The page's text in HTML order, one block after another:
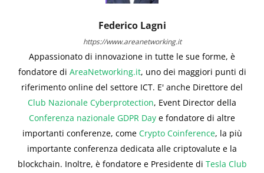
Federico Lagni
https://www.areanetworking.it
Appassionato di innovazione in tutte le sue forme, è
fondatore di AreaNetworking.it, uno dei maggiori punti di
riferimento online del settore ICT. E' anche Direttore del
Club Nazionale Cyberprotection, Event Director della
Conferenza nazionale GDPR Day e fondatore di altre
importanti conferenze, come Crypto Coinference, la più
importante conferenza dedicata alle criptovalute e la
blockchain. Inoltre, è fondatore e Presidente di Tesla Club